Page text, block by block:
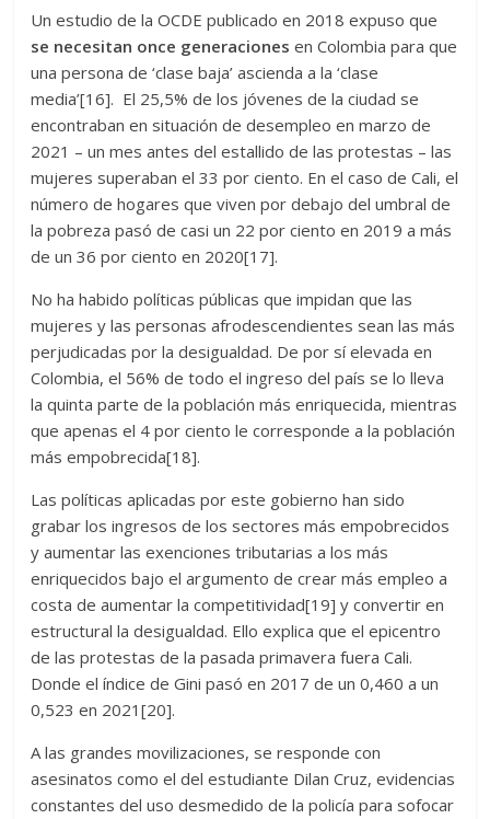
Un estudio de la OCDE publicado en 2018 expuso que
se necesitan once generaciones en Colombia para que
una persona de ‘clase baja’ ascienda a la ‘clase
media’[16]. El 25,5% de los jóvenes de la ciudad se
encontraban en situación de desempleo en marzo de
2021 – un mes antes del estallido de las protestas – las
mujeres superaban el 33 por ciento. En el caso de Cali, el
número de hogares que viven por debajo del umbral de
la pobreza pasó de casi un 22 por ciento en 2019 a más
de un 36 por ciento en 2020[17].
No ha habido políticas públicas que impidan que las
mujeres y las personas afrodescendientes sean las más
perjudicadas por la desigualdad. De por sí elevada en
Colombia, el 56% de todo el ingreso del país se lo lleva
la quinta parte de la población más enriquecida, mientras
que apenas el 4 por ciento le corresponde a la población
más empobrecida[18].
Las políticas aplicadas por este gobierno han sido
grabar los ingresos de los sectores más empobrecidos
y aumentar las exenciones tributarias a los más
enriquecidos bajo el argumento de crear más empleo a
costa de aumentar la competitividad[19] y convertir en
estructural la desigualdad. Ello explica que el epicentro
de las protestas de la pasada primavera fuera Cali.
Donde el índice de Gini pasó en 2017 de un 0,460 a un
0,523 en 2021[20].
A las grandes movilizaciones, se responde con
asesinatos como el del estudiante Dilan Cruz, evidencias
constantes del uso desmedido de la policía para sofocar